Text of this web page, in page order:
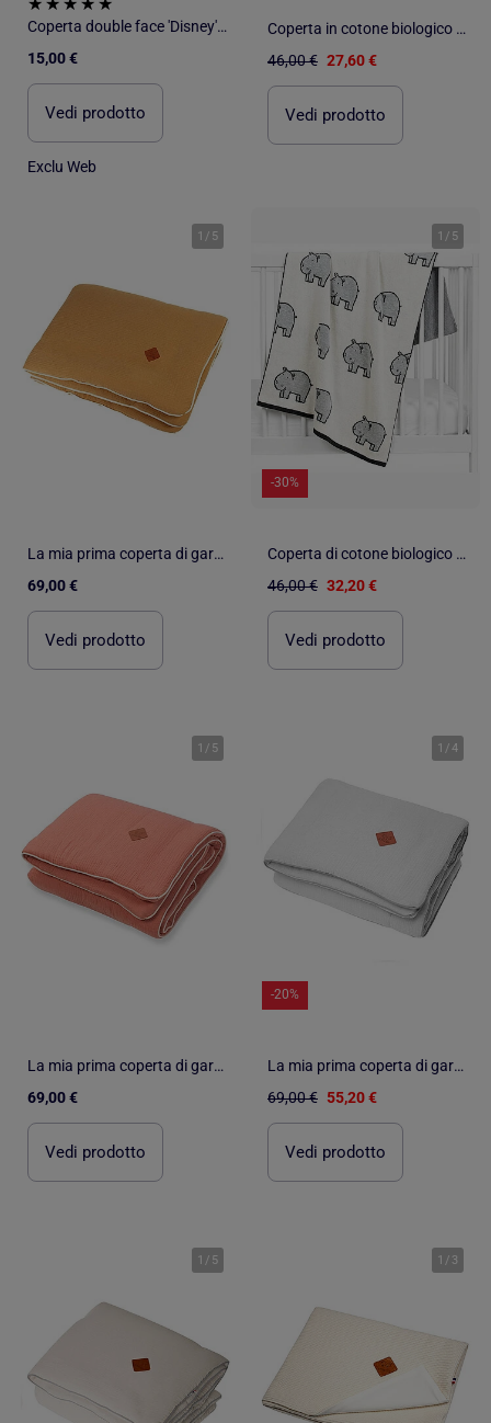
Coperta double face 'Disney' 'Marie' in jersey di cotone 80x100 cm
15,00 €
Vedi prodotto
Exclu Web
Coperta in cotone biologico gots, unicorno | SEVIRA KIDS
46,00 € 27,60 €
Vedi prodotto
1 / 5
La mia prima coperta di garza di cotone, jeanne | SEVIRA KIDS
69,00 €
Vedi prodotto
1 / 5
-30%
Coperta di cotone biologico per bambini, ippo | SEVIRA KIDS
46,00 € 32,20 €
Vedi prodotto
1 / 5
La mia prima coperta di garza di cotone, jeanne | SEVIRA KIDS
69,00 €
Vedi prodotto
1 /4
-20%
La mia prima coperta di garza di cotone, jeanne | SEVIRA KIDS
69,00 € 55,20 €
Vedi prodotto
1 / 5 1 / 3